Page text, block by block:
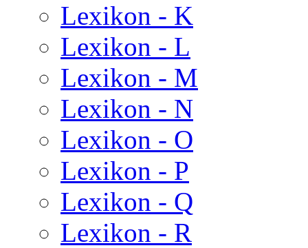
Lexikon - K
Lexikon - L
Lexikon - M
Lexikon - N
Lexikon - O
Lexikon - P
Lexikon - Q
Lexikon - R